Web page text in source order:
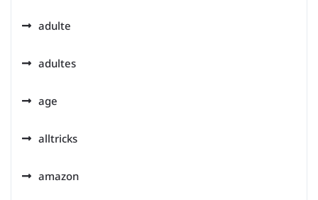
adulte
adultes
age
alltricks
amazon